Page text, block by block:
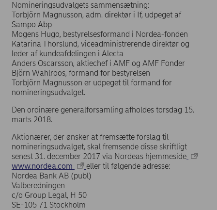
Nomineringsudvalgets sammensætning:
Torbjörn Magnusson, adm. direktør i If, udpeget af
Sampo Abp
Mogens Hugo, bestyrelsesformand i Nordea-fonden
Katarina Thorslund, viceadministrerende direktør og
leder af kundeafdelingen i Alecta
Anders Oscarsson, aktiechef i AMF og AMF Fonder
Björn Wahlroos, formand for bestyrelsen
Torbjörn Magnusson er udpeget til formand for
nomineringsudvalget.
Den ordinære generalforsamling afholdes torsdag 15.
marts 2018.
Aktionærer, der ønsker at fremsætte forslag til
nomineringsudvalget, skal fremsende disse skriftligt
senest 31. december 2017 via Nordeas hjemmeside
www.nordea.com
eller til følgende adresse:
Nordea Bank AB (publ)
Valberedningen
c/o Group Legal, H 50
SE-105 71 Stockholm